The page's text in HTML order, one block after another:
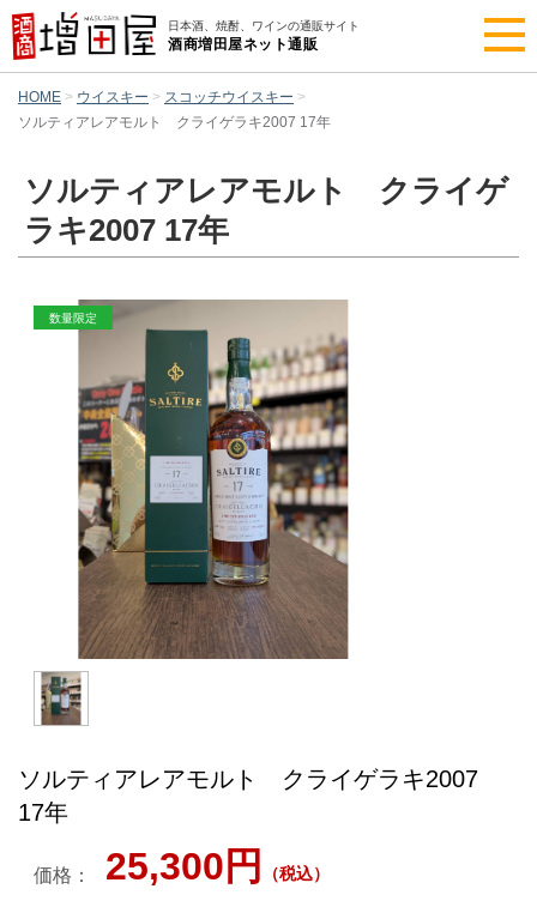
日本酒、焼酎、ワインの通販サイト
酒商増田屋ネット通販
HOME ウイスキー
スコッチウイスキー
ソルティアレアモルト クライゲラキ2007 17年
ソルティアレアモルト クライゲ
ラキ2007 17年
ソルティアレアモルト クライゲラキ2007
17年
価格： 25,300円 （税込）